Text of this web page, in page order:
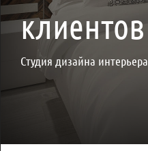
клиентов
Студия дизайна интерьера